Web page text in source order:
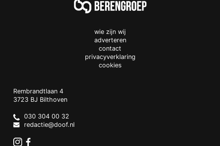
wie zijn wij
adverteren
contact
privacyverklaring
cookies
Doof.nl
work
Rembrandtlaan 4
3723 BJ Bilthoven
Netherlands
030 304 00 32
redactie@doof.nl